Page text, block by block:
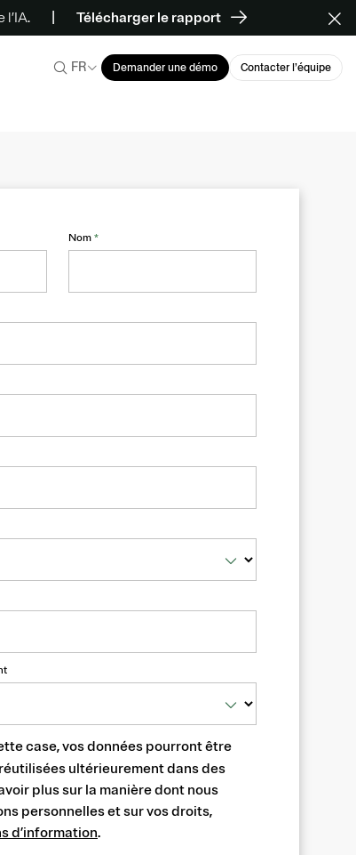
Télécharger le rapport
FR Demander une démo Contacter l’équipe
Nom *
case, vos données pourront être
ultérieurement dans des
plus sur la manière dont nous
personnelles et sur vos droits,
d’information.